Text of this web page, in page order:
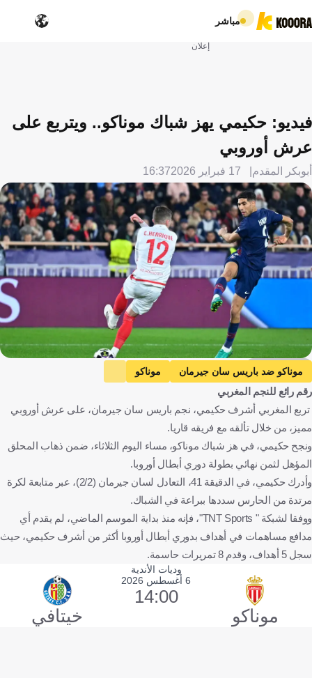
مباشر
إعلان
فيديو: حكيمي يهز شباك موناكو.. ويتربع على
عرش أوروبي
أبوبكر المقدم 17 فبراير 2026 16:37
Getty Images
موناكو ضد باريس سان جيرمان
موناكو
باريس سان جيرمان
فرنسا
المغرب كرة قدم
رقم رائع للنجم المغربي
تربع المغربي أشرف حكيمي، نجم باريس سان جيرمان، على عرش أوروبي
مميز، من خلال تألقه مع فريقه قاريا.
ونجح حكيمي، في هز شباك موناكو، مساء اليوم الثلاثاء، ضمن ذهاب المحلق
المؤهل لثمن نهائي بطولة دوري أبطال أوروبا.
وأدرك حكيمي، في الدقيقة 41، التعادل لسان جيرمان (2/2)، عبر متابعة لكرة
مرتدة من الحارس سددها ببراعة في الشباك.
ووفقا لشبكة " TNT Sports"، فإنه منذ بداية الموسم الماضي، لم يقدم أي
مدافع مساهمات في أهداف بدوري أبطال أوروبا أكثر من أشرف حكيمي، حيث
سجل 5 أهداف، وقدم 8 تمريرات حاسمة.
وديات الأندية
موناكو
6 أغسطس 2026
14:00
خيتافي